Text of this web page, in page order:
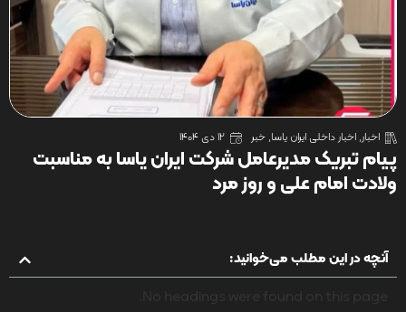
اخبار,اخبار داخلی ایران یاسا,خبر 12 دی 1404
پیام تبریک مدیرعامل شرکت ایران یاسا به مناسبت
ولادت امام علی و روز مرد
آنچه در این مطلب می‌خوانید: